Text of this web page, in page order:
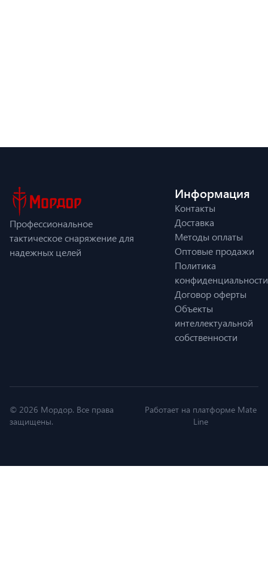
Профессиональное
тактическое снаряжение для
надежных целей
Информация
Контакты
Доставка
Методы оплаты
Оптовые продажи
Политика
конфиденциальности
Договор оферты
Объекты
интеллектуальной
собственности
© 2026 Мордор. Все права
защищены.
Работает на платформе Mate
Line